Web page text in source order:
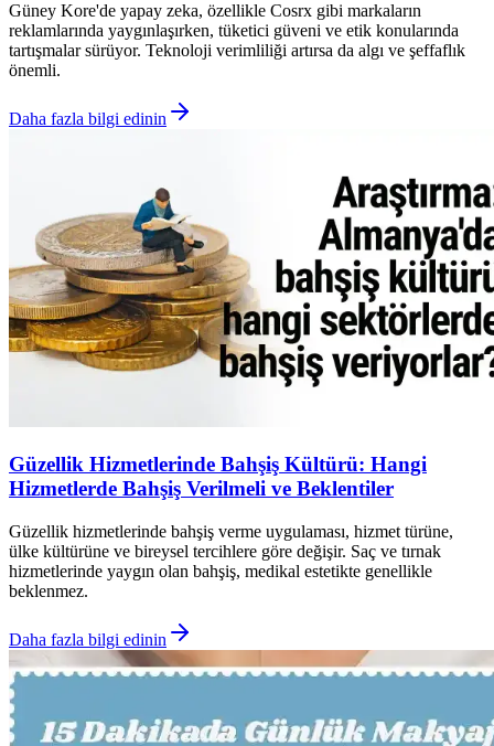
Güney Kore'de yapay zeka, özellikle Cosrx gibi markaların
reklamlarında yaygınlaşırken, tüketici güveni ve etik konularında
tartışmalar sürüyor. Teknoloji verimliliği artırsa da algı ve şeffaflık
önemli.
Daha fazla bilgi edinin
Güzellik Hizmetlerinde Bahşiş Kültürü: Hangi
Hizmetlerde Bahşiş Verilmeli ve Beklentiler
Güzellik hizmetlerinde bahşiş verme uygulaması, hizmet türüne,
ülke kültürüne ve bireysel tercihlere göre değişir. Saç ve tırnak
hizmetlerinde yaygın olan bahşiş, medikal estetikte genellikle
beklenmez.
Daha fazla bilgi edinin